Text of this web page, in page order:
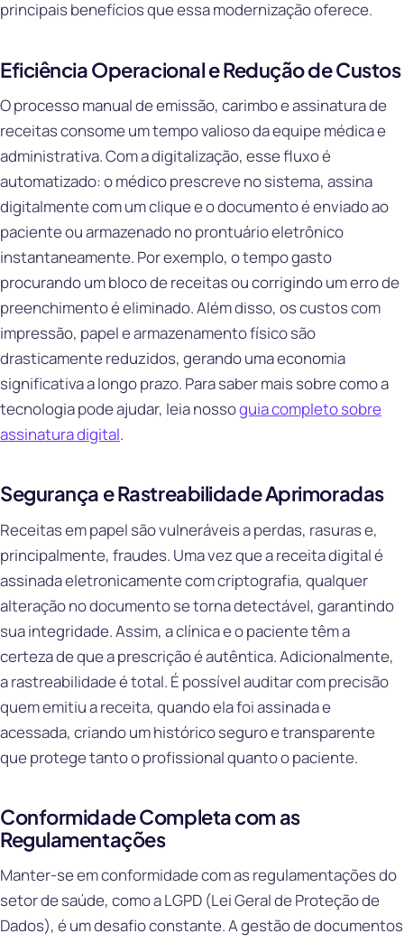
principais benefícios que essa modernização oferece.
Eficiência Operacional e Redução de Custos
O processo manual de emissão, carimbo e assinatura de
receitas consome um tempo valioso da equipe médica e
administrativa. Com a digitalização, esse fluxo é
automatizado: o médico prescreve no sistema, assina
digitalmente com um clique e o documento é enviado ao
paciente ou armazenado no prontuário eletrônico
instantaneamente. Por exemplo, o tempo gasto
procurando um bloco de receitas ou corrigindo um erro de
preenchimento é eliminado. Além disso, os custos com
impressão, papel e armazenamento físico são
drasticamente reduzidos, gerando uma economia
significativa a longo prazo. Para saber mais sobre como a
tecnologia pode ajudar, leia nossoguia completo sobre
assinatura digital.
Segurança e Rastreabilidade Aprimoradas
Receitas em papel são vulneráveis a perdas, rasuras e,
principalmente, fraudes. Uma vez que a receita digital é
assinada eletronicamente com criptografia, qualquer
alteração no documento se torna detectável, garantindo
sua integridade. Assim, a clínica e o paciente têm a
certeza de que a prescrição é autêntica. Adicionalmente,
a rastreabilidade é total. É possível auditar com precisão
quem emitiu a receita, quando ela foi assinada e
acessada, criando um histórico seguro e transparente
que protege tanto o profissional quanto o paciente.
Conformidade Completa com as
Regulamentações
Manter-se em conformidade com as regulamentações do
setor de saúde, como a LGPD (Lei Geral de Proteção de
Dados), é um desafio constante. A gestão de documentos